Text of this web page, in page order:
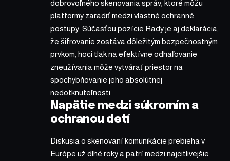
dobrovoľného skenovania správ, ktoré môžu
platformy zaradiť medzi vlastné ochranné
postupy. Súčasťou pozície Rady je aj deklarácia,
že šifrovanie zostáva dôležitým bezpečnostným
prvkom, hoci tlak na efektívne odhaľovanie
zneužívania môže vytvárať priestor na
spochybňovanie jeho absolútnej
nedotknuteľnosti.
Napätie medzi súkromím a
ochranou detí
Diskusia o skenovaní komunikácie prebieha v
Európe už dlhé roky a patrí medzi najcitlivejšie